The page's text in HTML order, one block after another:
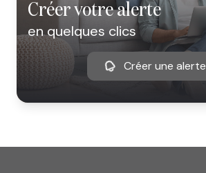
créer votre alerte
en quelques clics
Créer une alerte